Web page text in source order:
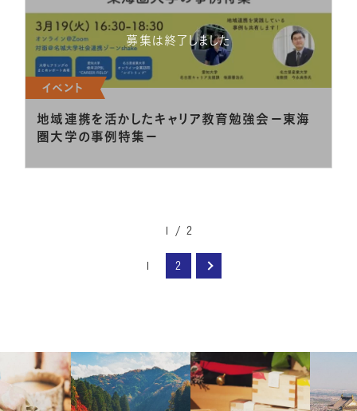
募集は終了しました
イベント
地域連携を活かしたキャリア教育勉強会－東海
圏大学の事例特集－
1 / 2
1 2